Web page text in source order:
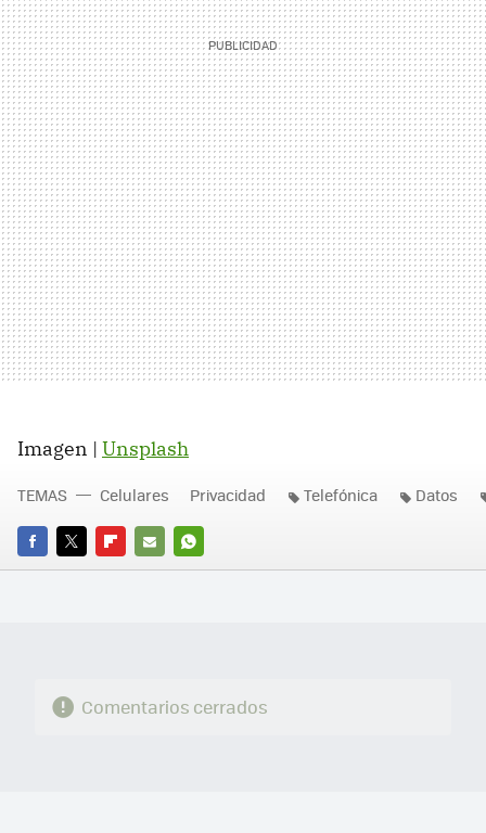
Imagen | Unsplash
FACEBOOK
TWITTERFLIPBOARD
E-
WHATSAPP
TEMAS Celulares Privacidad Telefónica Datos
Comentarios cerrados